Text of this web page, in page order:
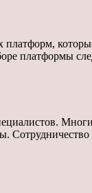
платформы